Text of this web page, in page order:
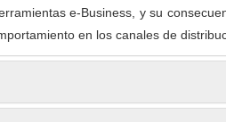
e-Business, y su
en los canales de